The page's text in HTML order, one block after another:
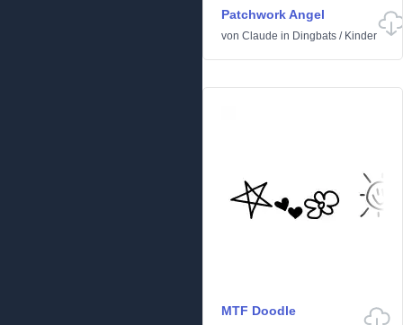
Patchwork Angel
von Claude in Dingbats / Kinder
MTF Doodle